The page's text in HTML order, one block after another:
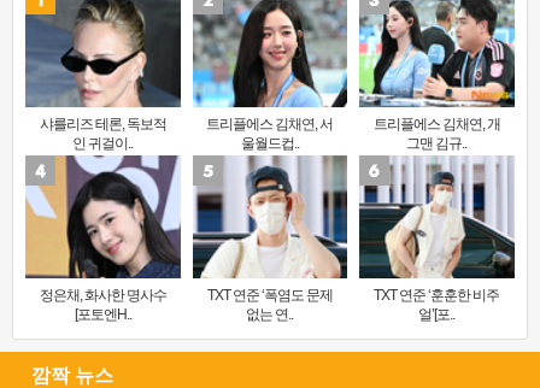
샤를리즈 테론, 독보적
인 귀걸이..
트리플에스 김채연, 서
울월드컵..
트리플에스 김채연, 개
그맨 김규..
정은채, 화사한 명사수
[포토엔H..
TXT 연준 ‘폭염도 문제
없는 연..
TXT 연준 ‘훈훈한 비주
얼’[포..
깜짝 뉴스